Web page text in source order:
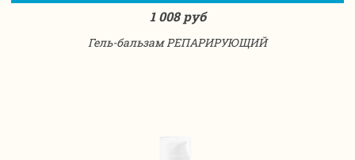
1 008 руб
Гель-бальзам РЕПАРИРУЮЩИЙ